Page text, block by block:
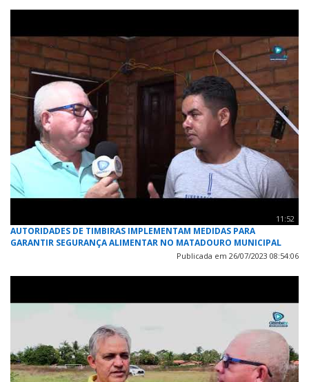
11:52
AUTORIDADES DE TIMBIRAS IMPLEMENTAM MEDIDAS PARA
GARANTIR SEGURANÇA ALIMENTAR NO MATADOURO MUNICIPAL
Publicada em 26/07/2023 08:54:06